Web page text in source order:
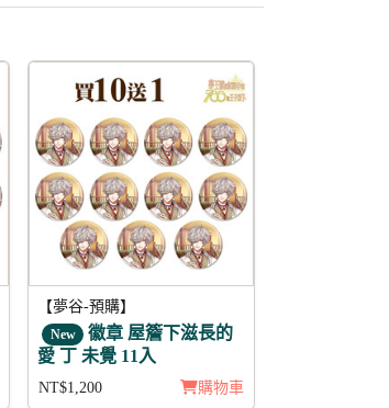
【夢谷-預購】
New
徽章 屋簷下滋長的
愛 丁 未覺 11入
NT$1,200 購物車